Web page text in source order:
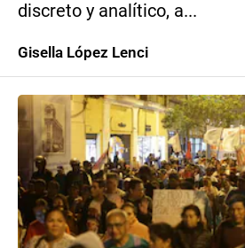
discreto y analítico, a...
Gisella López Lenci